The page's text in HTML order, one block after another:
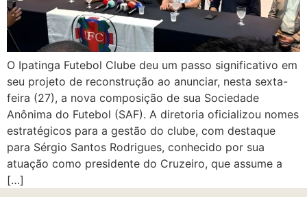
O Ipatinga Futebol Clube deu um passo significativo em
seu projeto de reconstrução ao anunciar, nesta sexta-
feira (27), a nova composição de sua Sociedade
Anônima do Futebol (SAF). A diretoria oficializou nomes
estratégicos para a gestão do clube, com destaque
para Sérgio Santos Rodrigues, conhecido por sua
atuação como presidente do Cruzeiro, que assume a
[…]